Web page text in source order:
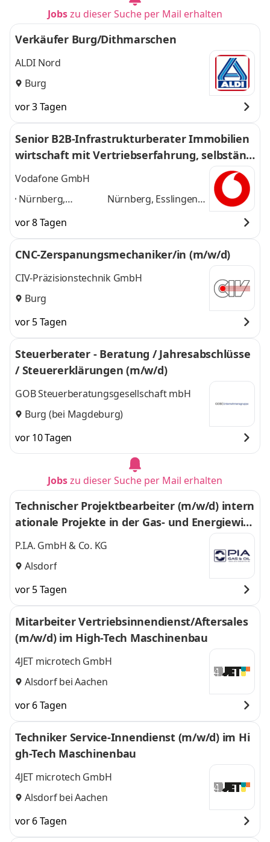
Tübingen,
Jobszu dieser Suche per Mail erhalten
Verkäufer Burg/Dithmarschen
ALDI Nord
Burg
vor 3 Tagen
Senior B2B-Infrastrukturberater Immobilien
wirtschaft mit Vertriebserfahrung, selbständ
ig (m/w/d)
Vodafone GmbH
Nürnberg,
Ravensburg,
Erlangen,
Deggendorf,
Weilheim, Murnau,
Garmisch-
Partenkirchen
Nürnberg, Esslingen,
Deggendorf,
Weilheim, Murnau,
Garmisch-
Partenkirchen
vor 8 Tagen
CNC-Zerspanungsmechaniker/in (m/w/d)
CIV-Präzisionstechnik GmbH
Burg
vor 5 Tagen
Steuerberater - Beratung / Jahresabschlüsse
/ Steuererklärungen (m/w/d)
GOB Steuerberatungsgesellschaft mbH
Burg (bei Magdeburg)
vor 10 Tagen
Jobszu dieser Suche per Mail erhalten
Technischer Projektbearbeiter (m/w/d) intern
ationale Projekte in der Gas- und Energiewirt
schaft
P.I.A. GmbH & Co. KG
Alsdorf
vor 5 Tagen
Mitarbeiter Vertriebsinnendienst/Aftersales
(m/w/d) im High-Tech Maschinenbau
4JET microtech GmbH
Alsdorf bei Aachen
vor 6 Tagen
Techniker Service-Innendienst (m/w/d) im Hi
gh-Tech Maschinenbau
4JET microtech GmbH
Alsdorf bei Aachen
vor 6 Tagen